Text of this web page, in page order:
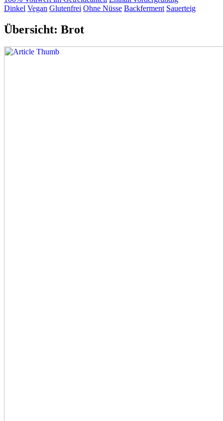
Dinkel Vegan Glutenfrei Ohne Nüsse Backferment Sauerteig
Übersicht: Brot